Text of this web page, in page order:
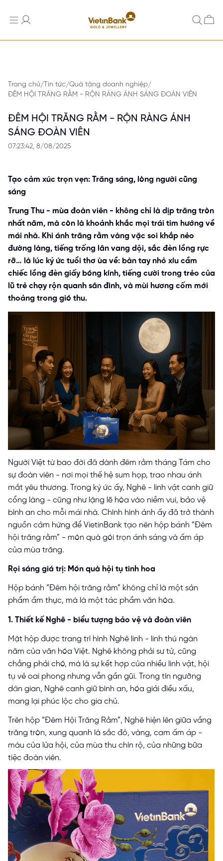
Trang chủ/ Tin tức/Quà tặng doanh nghiệp/
ĐÊM HỘI TRĂNG RẰM - RỘN RÀNG ÁNH SÁNG ĐOÀN VIÊN
ĐÊM HỘI TRĂNG RẰM - RỘN RÀNG ÁNH
SÁNG ĐOÀN VIÊN
07:23:42, 8/08/2025
Tạo cảm xúc trọn vẹn: Trăng sáng, lòng người cũng
sáng
Trung Thu - mùa đoàn viên - không chỉ là dịp trăng tròn
nhất năm, mà còn là khoảnh khắc mọi trái tim hướng về
mái nhà. Khi ánh trăng rằm vàng vặc soi khắp nẻo
đường làng, tiếng trống lân vang dội, sắc đèn lồng rực
rỡ… là lúc ký ức tuổi thơ ùa về: bàn tay nhỏ xíu cầm
chiếc lồng đèn giấy bóng kính, tiếng cười trong trẻo của
lũ trẻ chạy rộn quanh sân đình, và mùi hương cốm mới
thoảng trong gió thu.
Người Việt từ bao đời đã dành đêm rằm tháng Tám cho
sự đoàn viên - nơi mọi thế hệ sum họp, trao nhau ánh
mắt yêu thương. Trong ký ức ấy, Nghê - linh vật canh giữ
cổng làng - cũng như lặng lẽ hòa vào niềm vui, bảo vệ
bình an cho mỗi mái nhà. Chính hình ảnh ấy đã trở thành
nguồn cảm hứng để VietinBank tạo nên hộp bánh “Đêm
hội trăng rằm” - món quà gói trọn ánh sáng và ấm áp
của mùa trăng.
Rọi sáng giá trị: Món quà hội tụ tinh hoa
Hộp bánh “Đêm hội trăng rằm” không chỉ là một sản
phẩm ẩm thực, mà là một tác phẩm văn hóa.
1. Thiết kế Nghê - biểu tượng bảo vệ và đoàn viên
Mặt hộp được trang trí hình Nghê linh - linh thú ngàn
năm của văn hóa Việt. Nghê không phải sư tử, cũng
chẳng phải chó, mà là sự kết hợp của nhiều linh vật, hội
tụ vẻ oai phong nhưng vẫn gần gũi. Trong tín ngưỡng
dân gian, Nghê canh giữ bình an, hóa giải điều xấu,
mang lại phúc lộc cho gia chủ.
Trên hộp “Đêm Hội Trăng Rằm”, Nghê hiện lên giữa vầng
trăng tròn, xung quanh là sắc đỏ, vàng, cam ấm áp -
màu của lửa hội, của mùa thu chín rộ, của những bữa
tiệc đoàn viên.